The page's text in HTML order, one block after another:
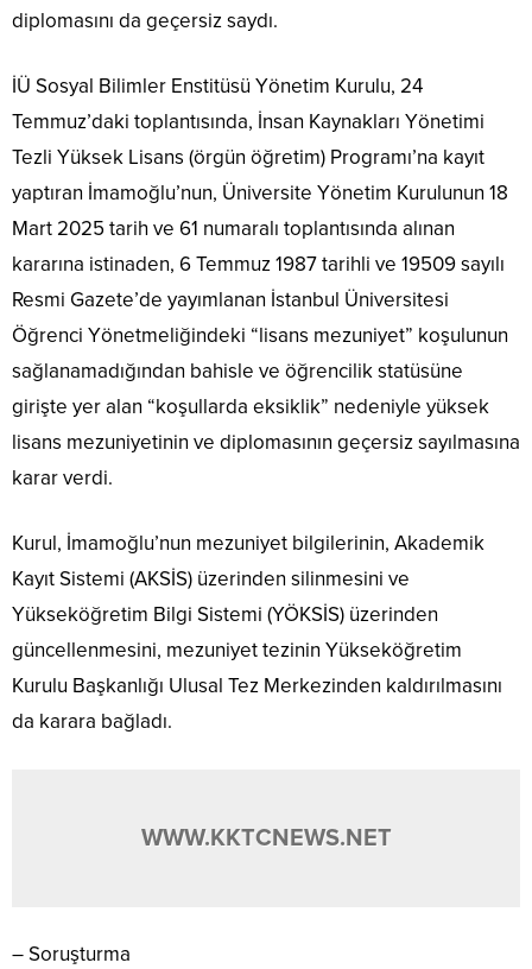
diplomasını da geçersiz saydı.
İÜ Sosyal Bilimler Enstitüsü Yönetim Kurulu, 24
Temmuz’daki toplantısında, İnsan Kaynakları Yönetimi
Tezli Yüksek Lisans (örgün öğretim) Programı’na kayıt
yaptıran İmamoğlu’nun, Üniversite Yönetim Kurulunun 18
Mart 2025 tarih ve 61 numaralı toplantısında alınan
kararına istinaden, 6 Temmuz 1987 tarihli ve 19509 sayılı
Resmi Gazete’de yayımlanan İstanbul Üniversitesi
Öğrenci Yönetmeliğindeki “lisans mezuniyet” koşulunun
sağlanamadığından bahisle ve öğrencilik statüsüne
girişte yer alan “koşullarda eksiklik” nedeniyle yüksek
lisans mezuniyetinin ve diplomasının geçersiz sayılmasına
karar verdi.
Kurul, İmamoğlu’nun mezuniyet bilgilerinin, Akademik
Kayıt Sistemi (AKSİS) üzerinden silinmesini ve
Yükseköğretim Bilgi Sistemi (YÖKSİS) üzerinden
güncellenmesini, mezuniyet tezinin Yükseköğretim
Kurulu Başkanlığı Ulusal Tez Merkezinden kaldırılmasını
da karara bağladı.
WWW.KKTCNEWS.NET
– Soruşturma